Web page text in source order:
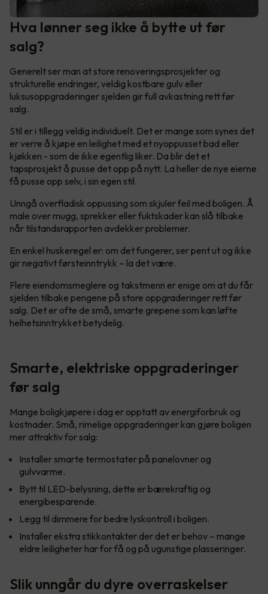
Hva lønner seg ikke å bytte ut før
salg?
Generelt ser man at store renoveringsprosjekter og
strukturelle endringer, veldig kostbare gulv eller
luksusoppgraderinger sjelden gir full avkastning rett før
salg.
Stil er i tillegg veldig individuelt. Det er mange som synes det
er verre å kjøpe en leilighet med et nyoppusset bad eller
kjøkken - som de ikke egentlig liker. Da blir det et
tapsprosjekt å pusse det opp på nytt. La heller de nye eierne
få pusse opp selv, i sin egen stil.
Unngå overfladisk oppussing som skjuler feil med boligen. Å
male over mugg, sprekker eller fuktskader kan slå tilbake
når tilstandsrapporten avdekker problemer.
En enkel huskeregel er: om det fungerer, ser pent ut og ikke
gir negativt førsteinntrykk – la det være.
Flere eiendomsmeglere og takstmenn er enige om at du får
sjelden tilbake pengene på store oppgraderinger rett før
salg. Det er ofte de små, smarte grepene som kan løfte
helhetsinntrykket betydelig.
Smarte, elektriske oppgraderinger
før salg
Mange boligkjøpere i dag er opptatt av energiforbruk og
kostnader. Små, rimelige oppgraderinger kan gjøre boligen
mer attraktiv for salg:
Installer smarte termostater på panelovner og
gulvvarme.
Bytt til LED-belysning, dette er bærekraftig og
energibesparende.
Legg til dimmere for bedre lyskontroll i boligen.
Installer ekstra stikkontakter der det er behov – mange
eldre leiligheter har for få og på ugunstige plasseringer.
Slik unngår du dyre overraskelser